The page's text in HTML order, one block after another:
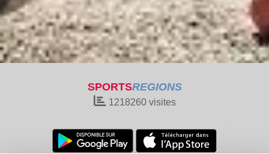
SPORTSREGIONS
1218260visites